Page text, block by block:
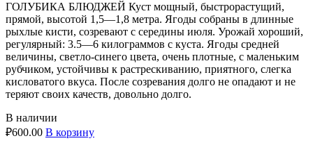
ГОЛУБИКА БЛЮДЖЕЙ Куст мощный, быстрорастущий,
прямой, высотой 1,5—1,8 метра. Ягоды собраны в длинные
рыхлые кисти, созревают с середины июля. Урожай хороший,
регулярный: 3.5—6 килограммов с куста. Ягоды средней
величины, светло-синего цвета, очень плотные, с маленьким
рубчиком, устойчивы к растрескиванию, приятного, слегка
кисловатого вкуса. После созревания долго не опадают и не
теряют своих качеств, довольно долго.
В наличии
₽600.00 В корзину